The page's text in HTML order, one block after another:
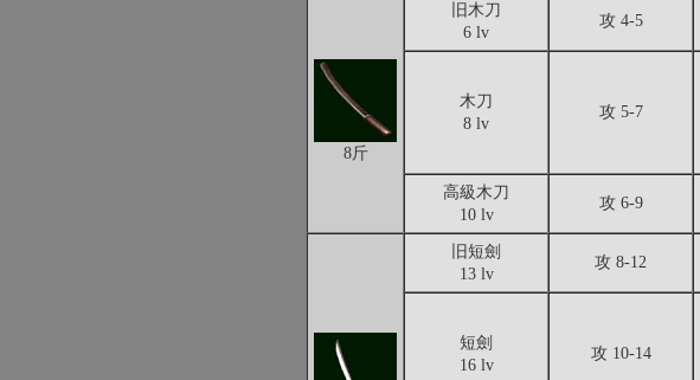
8斤
旧木刀
6 lv
攻 4-5
木刀
8 lv
攻 5-7
高級木刀
10 lv
攻 6-9
旧短劍
13 lv
攻 8-12
短劍
16 lv
攻 10-14